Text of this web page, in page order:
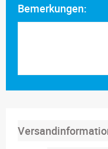
Bemerkungen: